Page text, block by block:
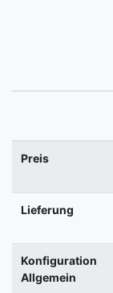
Preis
Lieferung
Konfiguration
Allgemein